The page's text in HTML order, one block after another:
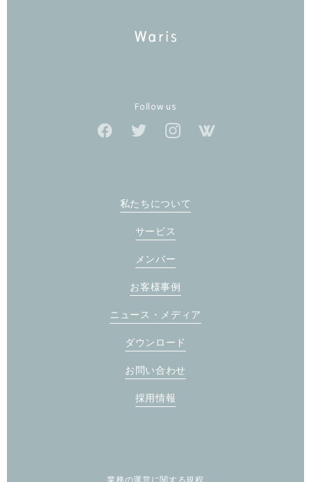
Follow us
私たちについて
サービス
メンバー
お客様事例
ニュース・メディア
ダウンロード
お問い合わせ
採用情報